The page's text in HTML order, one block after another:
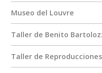
Museo del Louvre
Taller de Benito
Taller de